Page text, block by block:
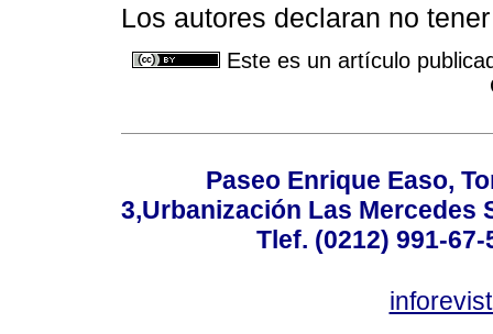
Los autores declaran no
Este es un artículo
Paseo Enrique Easo,
3,Urbanización Las Mercedes
Tlef. (0212) 991-